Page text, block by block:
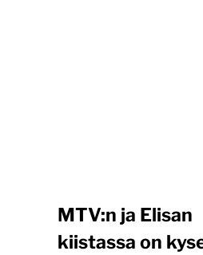
MTV:n ja Elisan
kiistassa on